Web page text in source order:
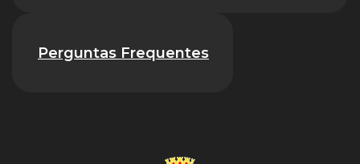
Perguntas Frequentes